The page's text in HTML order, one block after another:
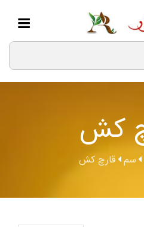
سم قارچ کش ‎